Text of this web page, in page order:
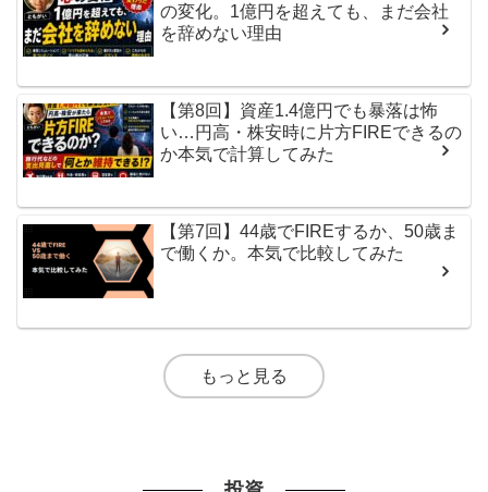
の変化。1億円を超えても、まだ会社
を辞めない理由
【第8回】資産1.4億円でも暴落は怖
い…円高・株安時に片方FIREできるの
か本気で計算してみた
【第7回】44歳でFIREするか、50歳ま
で働くか。本気で比較してみた
もっと見る